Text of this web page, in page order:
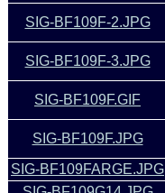
SIG-BF109F-2.JPG
SIG-BF109F-3.JPG
SIG-BF109F.GIF
SIG-BF109F.JPG
SIG-BF109FARGE.JPG